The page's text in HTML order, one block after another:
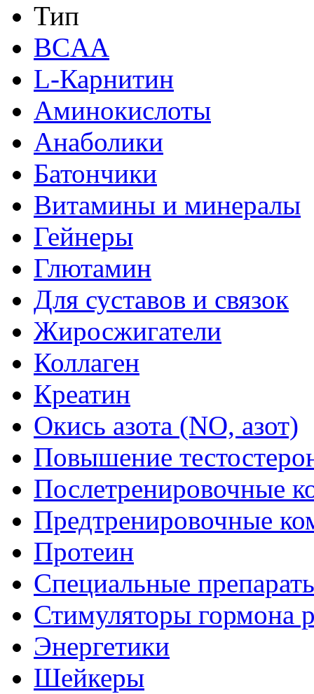
Тип
BCAA
L-Карнитин
Аминокислоты
Анаболики
Батончики
Витамины и минералы
Гейнеры
Глютамин
Для суставов и связок
Жиросжигатели
Коллаген
Креатин
Окись азота (NO, азот)
Повышение
Послетренировочные
Предтренировочные
Протеин
Специальные
Стимуляторы гормона
Энергетики
Шейкеры